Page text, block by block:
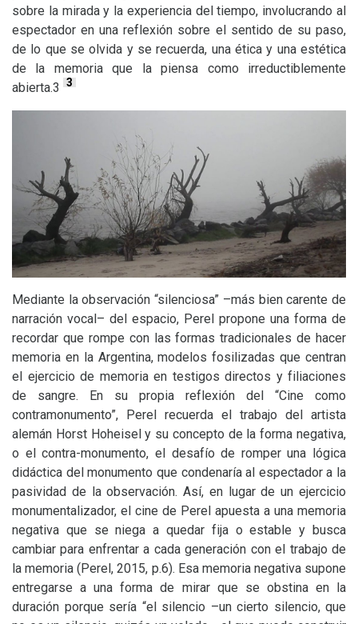
sobre la mirada y la experiencia del tiempo, involucrando al
espectador en una reflexión sobre el sentido de su paso,
de lo que se olvida y se recuerda, una ética y una estética
de la memoria que la piensa como irreductiblemente
abierta.3
3
Mediante la observación “silenciosa” –más bien carente de
narración vocal– del espacio, Perel propone una forma de
recordar que rompe con las formas tradicionales de hacer
memoria en la Argentina, modelos fosilizadas que centran
el ejercicio de memoria en testigos directos y filiaciones
de sangre. En su propia reflexión del “Cine como
contramonumento”, Perel recuerda el trabajo del artista
alemán Horst Hoheisel y su concepto de la forma negativa,
o el contra-monumento, el desafío de romper una lógica
didáctica del monumento que condenaría al espectador a la
pasividad de la observación. Así, en lugar de un ejercicio
monumentalizador, el cine de Perel apuesta a una memoria
negativa que se niega a quedar fija o estable y busca
cambiar para enfrentar a cada generación con el trabajo de
la memoria (Perel, 2015, p.6). Esa memoria negativa supone
entregarse a una forma de mirar que se obstina en la
duración porque sería “el silencio –un cierto silencio, que